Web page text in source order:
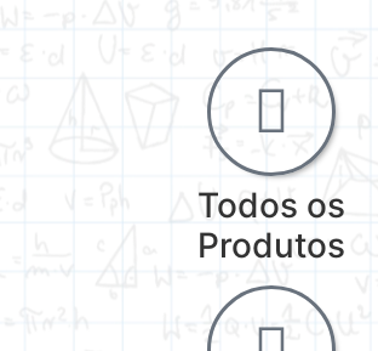
Todos os
Produtos